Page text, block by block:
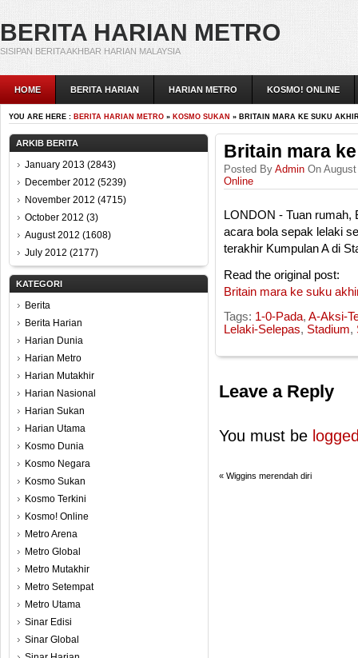
BERITA HARIAN METRO
SISIPAN BERITA AKHBAR HARIAN MALAYSIA
HOME BERITA HARIAN HARIAN METRO KOSMO! ONLINE
YOU ARE HERE : BERITA HARIAN METRO » KOSMO SUKAN » BRITAIN MARA KE SUKU
ARKIB BERITA
January 2013 (2843)
December 2012 (5239)
November 2012 (4715)
October 2012 (3)
August 2012 (1608)
July 2012 (2177)
KATEGORI
Berita
Berita Harian
Harian Dunia
Harian Metro
Harian Mutakhir
Harian Nasional
Harian Sukan
Harian Utama
Kosmo Dunia
Kosmo Negara
Kosmo Sukan
Kosmo Terkini
Kosmo! Online
Metro Arena
Metro Global
Metro Mutakhir
Metro Setempat
Metro Utama
Sinar Edisi
Sinar Global
Britain mara
Posted By Admin On
Online
LONDON - Tuan rumah,
acara bola sepak lelaki
terakhir Kumpulan A di
Read the original post:
Britain mara ke suku
Tags: 1-0-Pada, A-Aksi-
Lelaki-Selepas, Stadium,
Leave a Reply
You must be
« Wiggins merendah diri